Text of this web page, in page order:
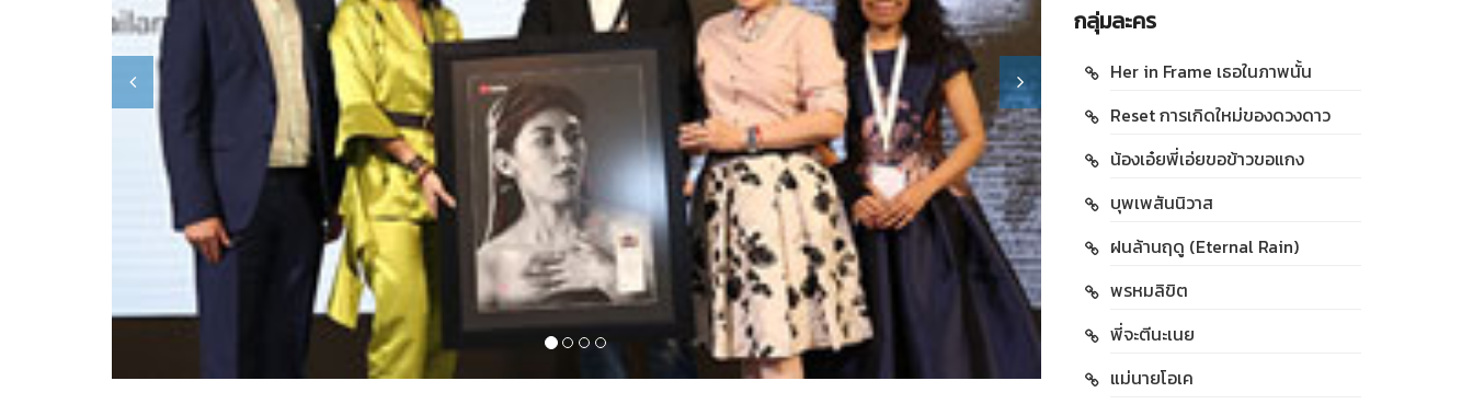
กลุ่มละคร
Her in Frame เธอในภาพนั้น
Reset การเกิดใหม่ของดวงดาว
น้องเอ๋ยพี่เอ่ยขอข้าวขอแกง
บุพเพสันนิวาส
ฝนล้านฤดู (Eternal Rain)
พรหมลิขิต
พี่จะตีนะเนย
แม่นายโอเค